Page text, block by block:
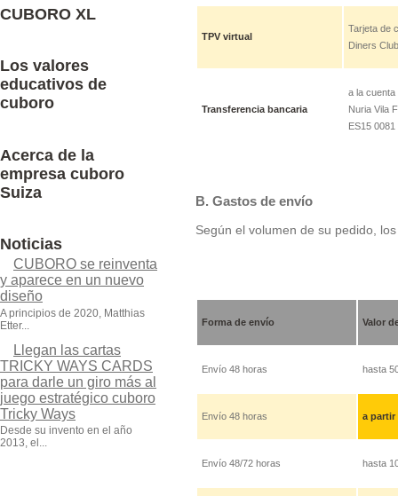
CUBORO XL
Los valores
educativos de
cuboro
Acerca de la
empresa cuboro
Suiza
Noticias
CUBORO se reinventa
y aparece en un nuevo
diseño
A principios de 2020, Matthias
Etter...
Llegan las cartas
TRICKY WAYS CARDS
para darle un giro más al
juego estratégico cuboro
Tricky Ways
Desde su invento en el año
2013, el...
TPV virtual
Tarjeta de
Diners Club
Transferencia bancaria
a la cuenta
Nuria Vila
ES15
B. Gastos de envío
Según el volumen de su pedido,
Forma de envío Valor
Envío 48 horas hasta
Envío 48 horas a partir
Envío 48/72 horas hasta